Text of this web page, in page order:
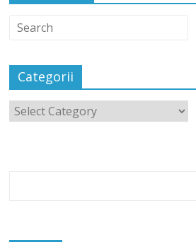
Categorii